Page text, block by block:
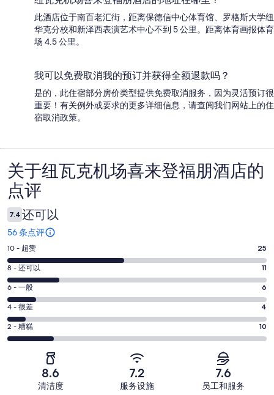
此酒店位于南百老汇街，距离保德信中心体育馆、罗格斯大学纽
华克分校和新泽西表演艺术中心不到 5 公里。距离体育画报体育
场 4.5 公里。
我可以免费取消我的预订并获得全额退款吗？
是的，此住宿部分房价类型提供免费取消服务，因为灵活预订很
重要！有关例外或要求的更多详细信息，请查阅我们网站上的住
宿取消政策。
点
评
关于纽瓦克机场喜来登福朋酒店的
点评
7.4 还可以
56 条点评
10
分
-
超
赞。
25
条
好
10 - 超赞 25
8
分
-
还
可
以。
8 - 还可以 11
6
分
-
一
般。
6 - 一般 6
4
分
-
4 - 很差 4
2
分
2 - 糟糕 10
8.6
清洁度
7.2
服务设施
7.6
员工和服务